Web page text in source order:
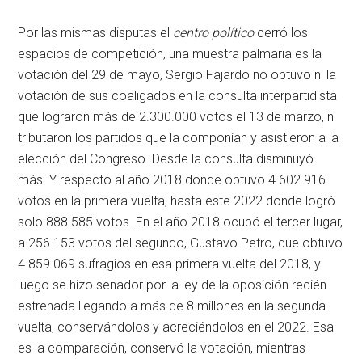
Por las mismas disputas el centro políticocerró los
espacios de competición, una muestra palmaria es la
votación del 29 de mayo, Sergio Fajardo no obtuvo ni la
votación de sus coaligados en la consulta interpartidista
que lograron más de 2.300.000 votos el 13 de marzo, ni
tributaron los partidos que la componían y asistieron a la
elección del Congreso. Desde la consulta disminuyó
más. Y respecto al año 2018 donde obtuvo 4.602.916
votos en la primera vuelta, hasta este 2022 donde logró
solo 888.585 votos. En el año 2018 ocupó el tercer lugar,
a 256.153 votos del segundo, Gustavo Petro, que obtuvo
4.859.069 sufragios en esa primera vuelta del 2018, y
luego se hizo senador por la ley de la oposición recién
estrenada llegando a más de 8 millones en la segunda
vuelta, conservándolos y acreciéndolos en el 2022. Esa
es la comparación, conservó la votación, mientras